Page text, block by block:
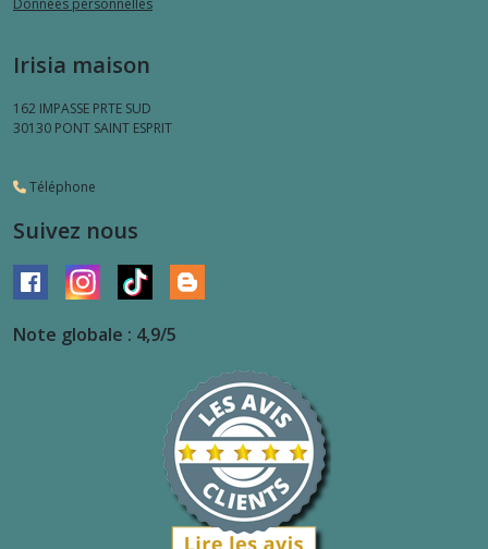
Données personnelles
Irisia maison
162 IMPASSE PRTE SUD
30130 PONT SAINT ESPRIT
Téléphone
Suivez nous
Note globale : 4,9/5